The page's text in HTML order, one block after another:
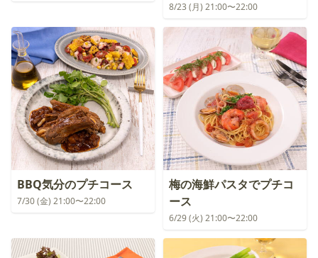
8/23 (月) 21:00〜22:00
BBQ気分のプチコース
7/30 (金) 21:00〜22:00
梅の海鮮パスタでプチコ
ース
6/29 (火) 21:00〜22:00